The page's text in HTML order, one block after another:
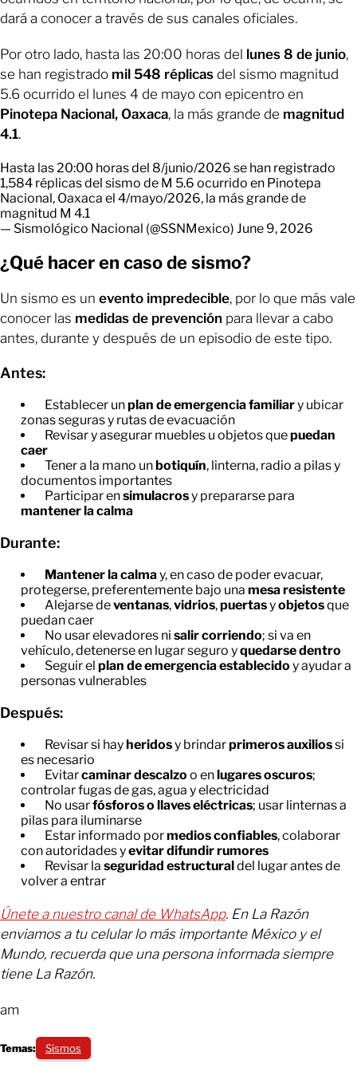
dará a conocer a través de sus canales oficiales.
Por otro lado, hasta las 20:00 horas del lunes 8 de junio,
se han registrado mil 548 réplicas del sismo magnitud
5.6 ocurrido el lunes 4 de mayo con epicentro en
Pinotepa Nacional, Oaxaca, la más grande de magnitud
4.1.
Hasta las 20:00 horas del 8/junio/2026 se han registrado
1,584 réplicas del sismo de M 5.6 ocurrido en Pinotepa
Nacional, Oaxaca el 4/mayo/2026, la más grande de
magnitud M 4.1
— Sismológico Nacional (@SSNMexico) June 9, 2026
¿Qué hacer en caso de sismo?
Un sismo es un evento impredecible, por lo que más vale
conocer las medidas de prevención para llevar a cabo
antes, durante y después de un episodio de este tipo.
Antes:
Establecer unplan de emergencia familiary ubicar
zonas seguras y rutas de evacuación
Revisar y asegurar muebles u objetos quepuedan
caer
Tener a la mano unbotiquín, linterna, radio a pilas y
documentos importantes
Participar ensimulacrosy prepararse para
mantener la calma
Durante:
Mantener la calmay, en caso de poder evacuar,
protegerse, preferentemente bajo una mesa resistente
Alejarse deventanas,vidrios,puertasyobjetosque
puedan caer
No usar elevadores ni salir corriendo; si va en
vehículo, detenerse en lugar seguro yquedarse dentro
Seguir el plan de emergencia establecido y ayudar a
personas vulnerables
Después:
Revisar si hayheridosy brindarprimeros auxiliossi
es necesario
Evitarcaminar descalzo o enlugares oscuros;
controlar fugas de gas, agua y electricidad
No usarfósforos o llaves eléctricas; usar linternas a
pilas para iluminarse
Estar informado pormedios confiables, colaborar
con autoridades yevitar difundir rumores
Revisar la seguridad estructuraldel lugar antes de
volver a entrar
Únete a nuestro canal de WhatsApp. En La Razón
enviamos a tu celular lo más importante México y el
Mundo, recuerda que una persona informada siempre
tiene La Razón.
am
Temas: Sismos